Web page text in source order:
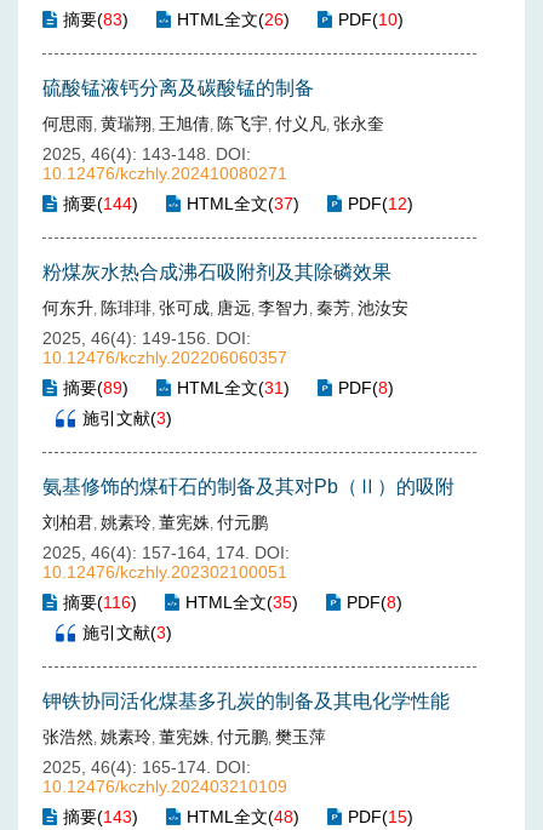
摘要(83) HTML全文(26) PDF(10)
硫酸锰液钙分离及碳酸锰的制备
何思雨, 黄瑞翔, 王旭倩, 陈飞宇, 付义凡, 张永奎
2025, 46(4): 143-148.
DOI:
10.12476/kczhly.202410080271
摘要(144) HTML全文(37) PDF(12)
粉煤灰水热合成沸石吸附剂及其除磷效果
何东升, 陈琲琲, 张可成, 唐远, 李智力 , 秦芳, 池汝安
2025, 46(4): 149-156.
DOI:
10.12476/kczhly.202206060357
摘要(89) HTML全文(31) PDF(8)
施引文献(3)
氨基修饰的煤矸石的制备及其对Pb（Ⅱ）的吸附
刘柏君, 姚素玲, 董宪姝, 付元鹏
2025, 46(4): 157-164, 174. DOI:
10.12476/kczhly.202302100051
摘要(116) HTML全文(35) PDF(8)
施引文献(3)
钾铁协同活化煤基多孔炭的制备及其电化学性能
张浩然, 姚素玲, 董宪姝, 付元鹏, 樊玉萍
2025, 46(4): 165-174. DOI:
10.12476/kczhly.202403210109
摘要(143) HTML全文(48) PDF(15)